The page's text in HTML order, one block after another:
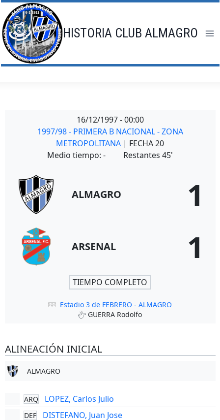
Saltar
al
contenido
HISTORIA CLUB ALMAGRO
16/12/1997 - 00:00
1997/98 - PRIMERA B NACIONAL - ZONA
METROPOLITANA | FECHA 20
Medio tiempo: -
Restantes 45'
ALMAGRO 1
ARSENAL 1
TIEMPO COMPLETO
Estadio 3 de FEBRERO - ALMAGRO
GUERRA Rodolfo
ALINEACIÓN INICIAL
ALMAGRO
ARQ LOPEZ, Carlos Julio
DEF DISTEFANO, Juan Jose